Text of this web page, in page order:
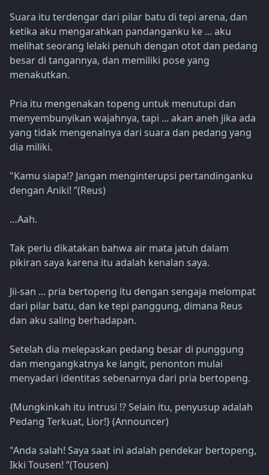
Suara itu terdengar dari pilar batu di tepi arena, dan
ketika aku mengarahkan pandanganku ke ... aku
melihat seorang lelaki penuh dengan otot dan pedang
besar di tangannya, dan memiliki pose yang
menakutkan.
Pria itu mengenakan topeng untuk menutupi dan
menyembunyikan wajahnya, tapi ... akan aneh jika ada
yang tidak mengenalnya dari suara dan pedang yang
dia miliki.
"Kamu siapa!? Jangan menginterupsi pertandinganku
dengan Aniki! ”(Reus)
…Aah.
Tak perlu dikatakan bahwa air mata jatuh dalam
pikiran saya karena itu adalah kenalan saya.
Jii-san ... pria bertopeng itu dengan sengaja melompat
dari pilar batu, dan ke tepi panggung, dimana Reus
dan aku saling berhadapan.
Setelah dia melepaskan pedang besar di punggung
dan mengangkatnya ke langit, penonton mulai
menyadari identitas sebenarnya dari pria bertopeng.
{Mungkinkah itu intrusi !? Selain itu, penyusup adalah
Pedang Terkuat, Lior!} (Announcer)
"Anda salah! Saya saat ini adalah pendekar bertopeng,
Ikki Tousen! ”(Tousen)